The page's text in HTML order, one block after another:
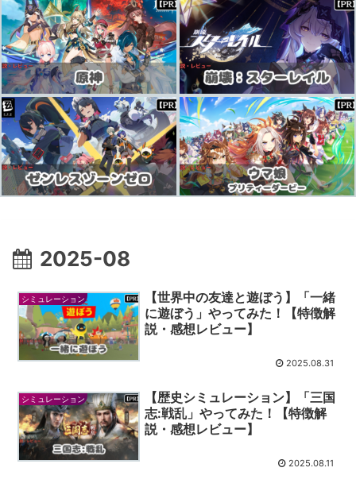
2025-08
シミュレーション
【世界中の友達と遊ぼう】「一緒
に遊ぼう」やってみた！【特徴解
説・感想レビュー】
2025.08.31
シミュレーション
【歴史シミュレーション】「三国
志:戦乱」やってみた！【特徴解
説・感想レビュー】
2025.08.11